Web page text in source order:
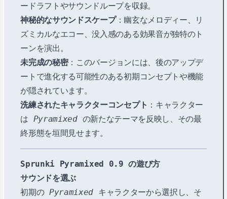
ードラフトやサウンドループを収録。
神秘的なサウンドスケープ：幽玄なメロディー、リ
ズミカルなエコー、没入感のある効果音が独特のト
ーンを演出。
未完成の秘密：このバージョンには、後のアップデ
ートで進化する可能性のある初期コンセプトや機能
が隠されています。
洗練されたキャラクターコンセプト ：キャラクター
は Pyramixedの新たなテーマを反映し、その最
終形態を垣間見せます。
Sprunki Pyramixed 0.9 の遊び方
サウンドを選ぶ
初期のPyramixed キャラクターから選択し、そ